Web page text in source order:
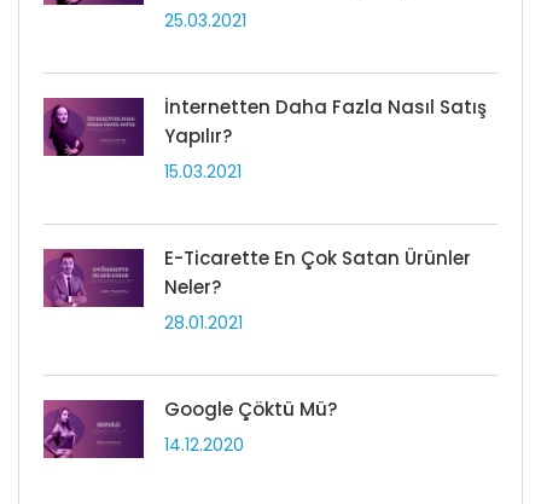
25.03.2021
İnternetten Daha Fazla Nasıl Satış
Yapılır?
15.03.2021
E-Ticarette En Çok Satan Ürünler
Neler?
28.01.2021
Google Çöktü Mü?
14.12.2020